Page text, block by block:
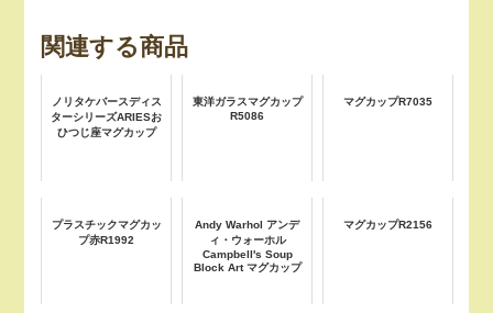
関連する商品
ノリタケバースディス
ターシリーズARIESお
ひつじ座マグカップ
東洋ガラスマグカップ
R5086
マグカップR7035
プラスチックマグカッ
プ赤R1992
Andy Warhol アンデ
ィ・ウォーホル
Campbell's Soup
Block Art マグカップ
マグカップR2156